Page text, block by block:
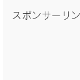
スポンサーリ